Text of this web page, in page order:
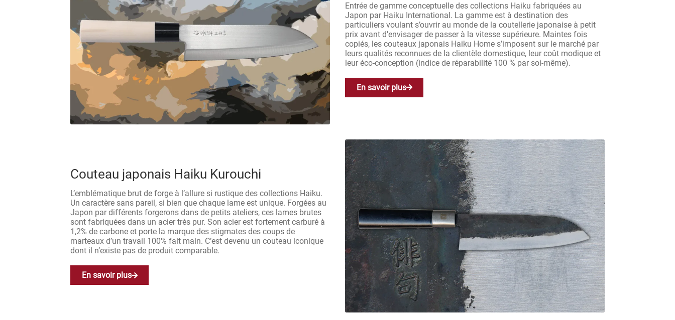
Entrée de gamme conceptuelle des collections Haiku fabriquées au
Japon par Haiku International. La gamme est à destination des
particuliers voulant s’ouvrir au monde de la coutellerie japonaise à petit
prix avant d’envisager de passer à la vitesse supérieure. Maintes fois
copiés, les couteaux japonais Haiku Home s’imposent sur le marché par
leurs qualités reconnues de la clientèle domestique, leur coût modique et
leur éco-conception (indice de réparabilité 100 % par soi-même).
En savoir plus
Couteau japonais Haiku Kurouchi
L’emblématique brut de forge à l’allure si rustique des collections Haiku.
Un caractère sans pareil, si bien que chaque lame est unique. Forgées au
Japon par différents forgerons dans de petits ateliers, ces lames brutes
sont fabriquées dans un acier très pur. Son acier est fortement carburé à
1,2% de carbone et porte la marque des stigmates des coups de
marteaux d’un travail 100% fait main. C’est devenu un couteau iconique
dont il n’existe pas de produit comparable.
En savoir plus